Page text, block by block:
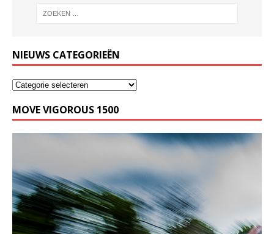
NIEUWS CATEGORIEËN
MOVE VIGOROUS 1500